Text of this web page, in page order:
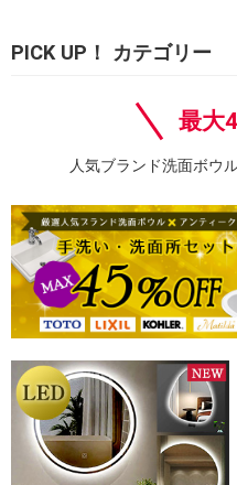
PICK UP！ カテゴリー
最大
人気ブランド洗面ボウ